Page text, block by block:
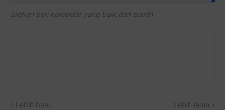
Silakan beri komentar yang baik dan sopan
Lebih baru Lebih lama